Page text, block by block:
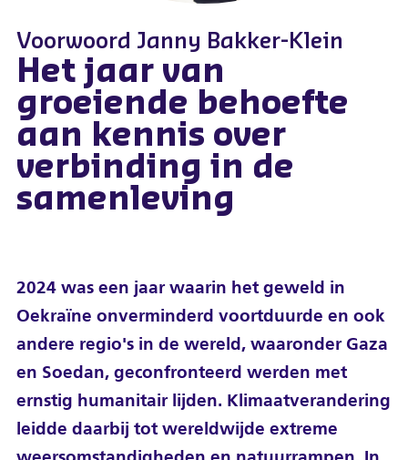
Voorwoord Janny Bakker-Klein
Het jaar van
groeiende behoefte
aan kennis over
verbinding in de
samenleving
2024 was een jaar waarin het geweld in
Oekraïne onverminderd voortduurde en ook
andere regio's in de wereld, waaronder Gaza
en Soedan, geconfronteerd werden met
ernstig humanitair lijden. Klimaatverandering
leidde daarbij tot wereldwijde extreme
weersomstandigheden en natuurrampen. In